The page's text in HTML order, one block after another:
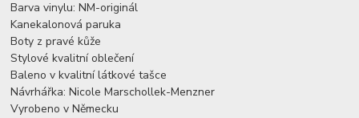
Barva vinylu: NM-originál
Kanekalonová paruka
Boty z pravé kůže
Stylové kvalitní oblečení
Baleno v kvalitní látkové tašce
Návrhářka: Nicole Marschollek-Menzner
Vyrobeno v Německu